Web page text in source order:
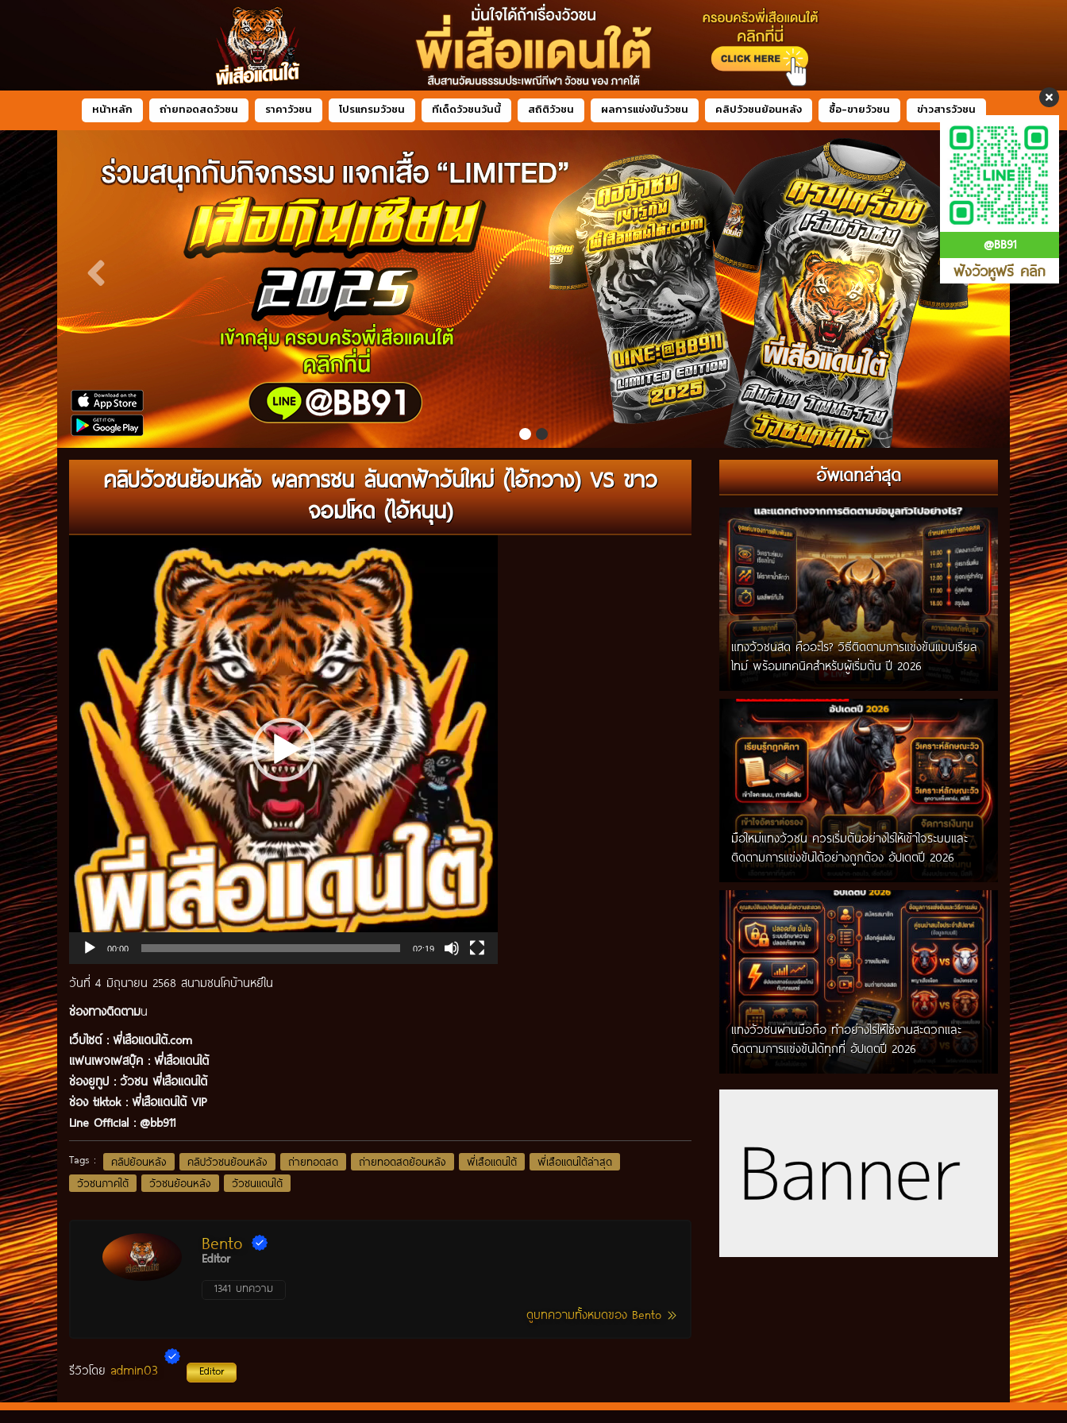
@BB91
ฟังวัวหูฟรี คลิก
หน้าหลัก ถ่ายทอดสดวัวชน ราคาวัวชน โปรแกรมวัวชน ทีเด็ดวัวชนวันนี้ สถิติวัวชน ผลการแข่งขันวัวชน คลิปวัวชนย้อนหลัง ซื้อ-ขายวัวชน ข่าวสารวัวชน
คลิปวัวชนย้อนหลัง ผลการชน ลันดาฟ้าวันใหม่ (ไอ้กวาง) VS ขาว
จอมโหด (ไอ้หนุน)
00:00 02:19
วันที่ 4 มิถุนายน 2568 สนามชนโคบ้านหยีใน
ช่องทางติดตามน
เว็บไซต์ : พี่เสือแดนใต้.com
แฟนเพจเฟสบุ๊ค : พี่เสือแดนใต้
ช่องยูทูป : วัวชน พี่เสือแดนใต้
ช่อง tiktok : พี่เสือแดนใต้ VIP
Line Official : @bb911
Tags : คลิปย้อนหลัง คลิปวัวชนย้อนหลัง ถ่ายทอดสด ถ่ายทอดสดย้อนหลัง พี่เสือแดนใต้
พี่เสือแดนใต้ล่าสุด
วัวชนภาคใต้
วัวชนย้อนหลัง วัวชนแดนใต้
Bento
Editor
1341 บทความ
ดูบทความทั้งหมดของ Bento
รีวิวโดย admin03 Editor
อัพเดทล่าสุด
แทงวัวชนสด คืออะไร? วิธีติดตามการแข่งขันแบบเรียล
ไทม์ พร้อมเทคนิคสำหรับผู้เริ่มต้น ปี 2026
มือใหม่แทงวัวชน ควรเริ่มต้นอย่างไรให้เข้าใจระบบและ
ติดตามการแข่งขันได้อย่างถูกต้อง อัปเดตปี 2026
แทงวัวชนผ่านมือถือ ทำอย่างไรให้ใช้งานสะดวกและ
ติดตามการแข่งขันได้ทุกที่ อัปเดตปี 2026